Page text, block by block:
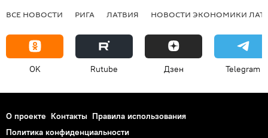
ВСЕ НОВОСТИ РИГА ЛАТВИЯ НОВОСТИ ЭКОНОМИКИ
OK Rutube Дзен Telegram
О проекте Контакты Правила использования
Политика конфиденциальности